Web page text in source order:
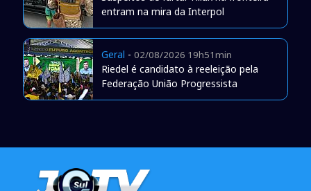
entram na mira da Interpol
Geral - 02/08/2026 19h51min
Riedel é candidato à reeleição pela
Federação União Progressista